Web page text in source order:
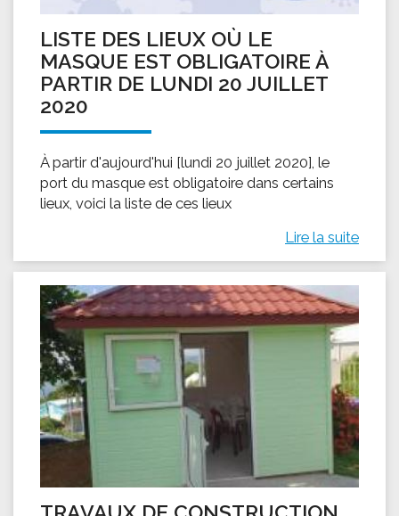
LISTE DES LIEUX OÙ LE
MASQUE EST OBLIGATOIRE À
PARTIR DE LUNDI 20 JUILLET
2020
À partir d'aujourd'hui [lundi 20 juillet 2020], le
port du masque est obligatoire dans certains
lieux, voici la liste de ces lieux
Lire la suite